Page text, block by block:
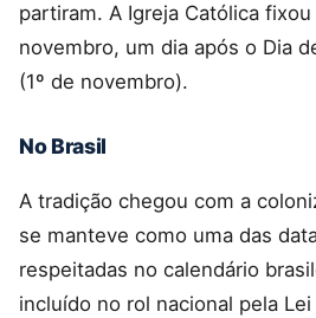
partiram. A Igreja Católica
novembro, um dia após o Dia
(1º de novembro).
No Brasil
A tradição chegou com a
se manteve como uma das
respeitadas no calendário
incluído no rol nacional pela